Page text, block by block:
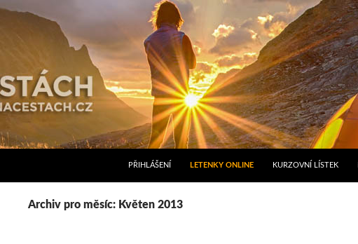
PŘIHLÁŠENÍ LETENKY ONLINE KURZOVNÍ LÍSTEK
Archiv pro měsíc: Květen 2013